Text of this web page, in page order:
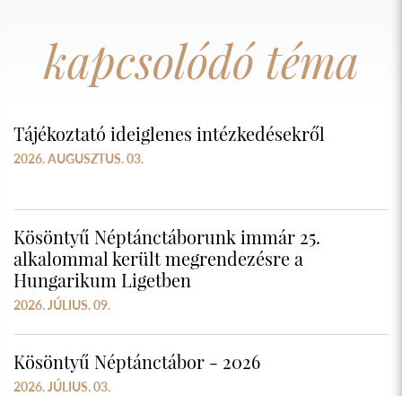
kapcsolódó téma
Tájékoztató ideiglenes intézkedésekről
2026. AUGUSZTUS. 03.
Kösöntyű Néptánctáborunk immár 25.
alkalommal került megrendezésre a
Hungarikum Ligetben
2026. JÚLIUS. 09.
Kösöntyű Néptánctábor - 2026
2026. JÚLIUS. 03.